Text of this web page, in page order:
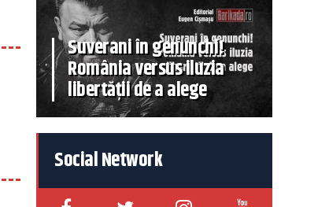
Suverani în genunchi!
România versus iluzia
libertății de a alege
Social Network